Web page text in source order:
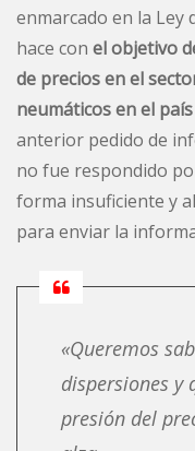
enmarcado en la Ley
hace con el objetivo
de precios en el
neumáticos en el país
anterior pedido de
no fue respondido
forma insuficiente y
para enviar la
«Queremos
dispersiones y
presión del